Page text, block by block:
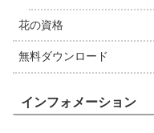
花の資格
無料ダウンロード
インフォメーション